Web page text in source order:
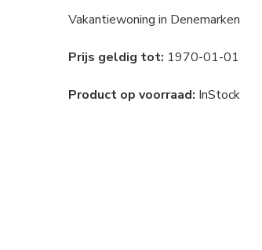
Vakantiewoning in Denemarken
Prijs geldig tot: 1970-01-01
Product op voorraad: InStock